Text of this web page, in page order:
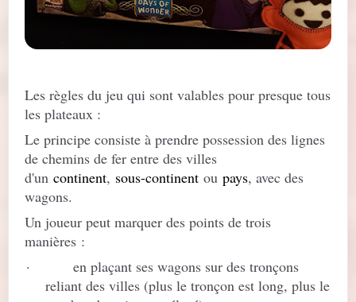
Les règles du jeu qui sont valables pour presque tous
les plateaux :
Le principe consiste à prendre possession des lignes
de chemins de fer entre des villes
d'un continent, sous-continent ou pays, avec des
wagons.
Un joueur peut marquer des points de trois
manières :
·
en plaçant ses wagons sur des tronçons
reliant des villes (plus le tronçon est long, plus le